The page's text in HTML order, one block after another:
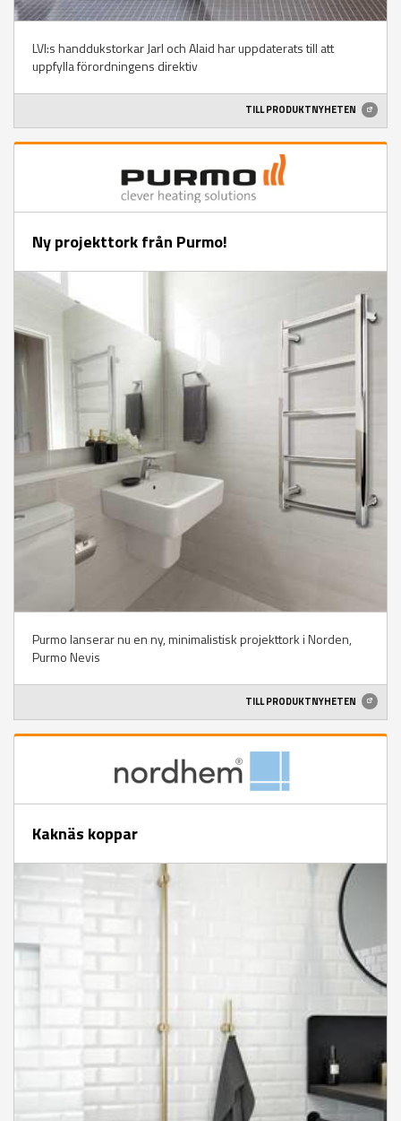
LVI:s handdukstorkar Jarl och Alaid har uppdaterats till att
uppfylla förordningens direktiv
TILL PRODUKTNYHETEN
Ny projekttork från Purmo!
Purmo lanserar nu en ny, minimalistisk projekttork i Norden,
Purmo Nevis
TILL PRODUKTNYHETEN
Kaknäs koppar